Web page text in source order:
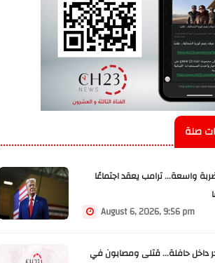
صلة
واسعة... ترامب يعقد اجتماعًا
August 6, 2026, 9:56 pm
داخل حافلة... قتلى ومصابون في